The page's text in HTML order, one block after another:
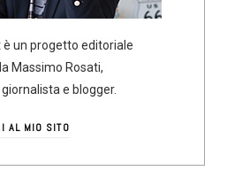
è un progetto editoriale
Massimo Rosati,
e blogger.
AL MIO SITO